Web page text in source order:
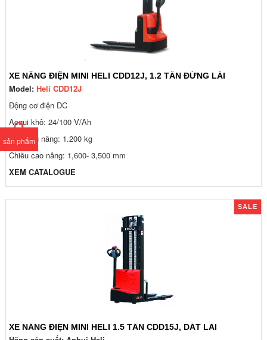
sản phẩm
XE NÂNG ĐIỆN MINI HELI CDD12J, 1.2 TẤN ĐỨNG LÁI
Model: Heli CDD12J
Động cơ điện DC
Acqui khô: 24/100 V/Ah
Tải trọng nâng: 1.200 kg
Chiều cao nâng: 1,600- 3,500 mm
XEM CATALOGUE
SALE
XE NÂNG ĐIỆN MINI HELI 1.5 TẤN CDD15J, DẮT LÁI